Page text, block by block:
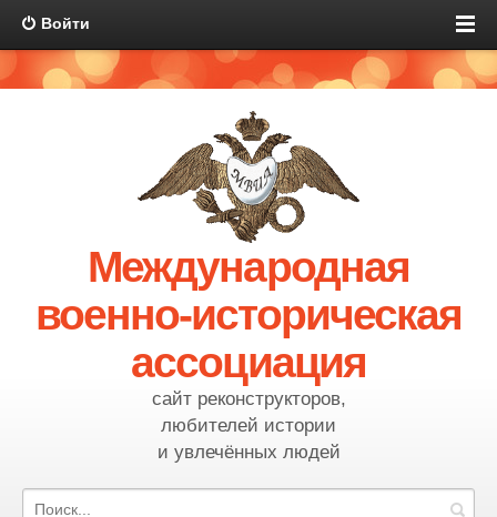
Войти
Международная
военно-историческая
ассоциация
сайт реконструкторов,
любителей истории
и увлечённых людей